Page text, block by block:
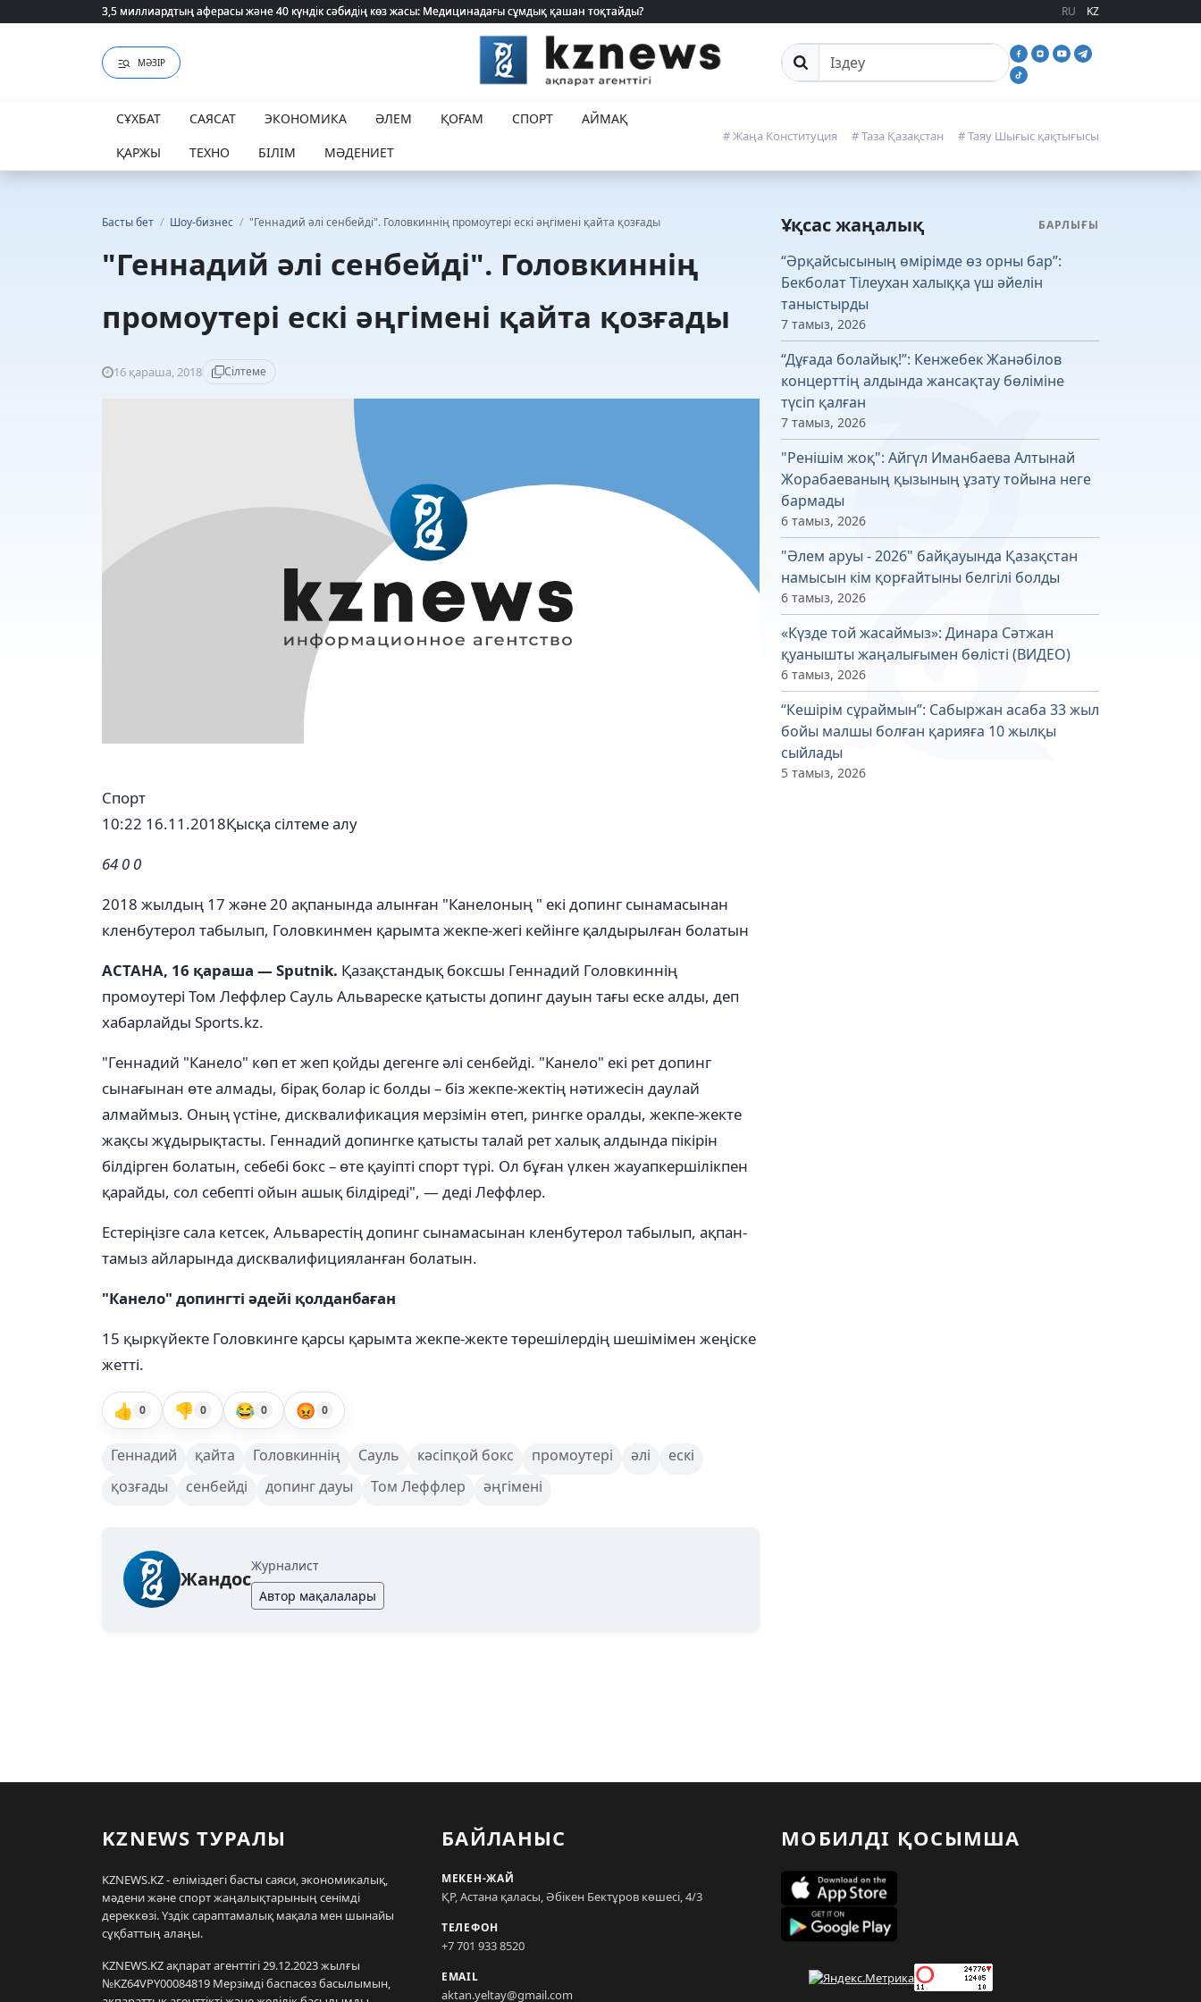
3,5 миллиардтың аферасы және 40 күндік сәбидің көз жасы: Медицинадағы сұмдық қашан тоқтайды?
3,5 миллиардтың аферасы және 40 күндік сәбидің көз жасы: Медицинадағы сұмдық қашан тоқтайды? RU KZ
МӘЗІР Сайттан іздеу
СҰХБАТ САЯСАТ ЭКОНОМИКА ӘЛЕМ ҚОҒАМ СПОРТ
АЙМАҚ
ҚАРЖЫ
ТЕХНО БІЛІМ МӘДЕНИЕТ
# Жаңа Конституция # Таза Қазақстан # Таяу Шығыс қақтығысы
Басты бет / Шоу-бизнес / "Геннадий әлі сенбейді". Головкиннің промоутері ескі әңгімені қайта қозғады
"Геннадий әлі сенбейді". Головкиннің
промоутері ескі әңгімені қайта қозғады
16 қараша, 2018 Сілтеме
Спорт
10:22 16.11.2018Қысқа сілтеме алу
64 0 0
2018 жылдың 17 және 20 ақпанында алынған "Канелоның " екі допинг сынамасынан
кленбутерол табылып, Головкинмен қарымта жекпе-жегі кейінге қалдырылған болатын
АСТАНА, 16 қараша — Sputnik. Қазақстандық боксшы Геннадий Головкиннің
промоутері Том Леффлер Сауль Альвареске қатысты допинг дауын тағы еске алды, деп
хабарлайды Sports.kz.
"Геннадий "Канело" көп ет жеп қойды дегенге әлі сенбейді. "Канело" екі рет допинг
сынағынан өте алмады, бірақ болар іс болды – біз жекпе-жектің нәтижесін даулай
алмаймыз. Оның үстіне, дисквалификация мерзімін өтеп, рингке оралды, жекпе-жекте
жақсы жұдырықтасты. Геннадий допингке қатысты талай рет халық алдында пікірін
білдірген болатын, себебі бокс – өте қауіпті спорт түрі. Ол бұған үлкен жауапкершілікпен
қарайды, сол себепті ойын ашық білдіреді", — деді Леффлер.
Естеріңізге сала кетсек, Альварестің допинг сынамасынан кленбутерол табылып, ақпан-
тамыз айларында дисквалифицияланған болатын.
"Канело" допингті әдейі қолданбаған
15 қыркүйекте Головкинге қарсы қарымта жекпе-жекте төрешілердің шешімімен жеңіске
жетті.
👍 0 👎 0 😂 0 😡 0
Геннадий қайта Головкиннің Сауль кәсіпқой бокс промоутері әлі
ескі
қозғады
сенбейді допинг дауы Том Леффлер әңгімені
Жандос
Журналист
Автор мақалалары
Ұқсас жаңалық БАРЛЫҒЫ
“Әрқайсысының өмірімде өз орны бар”:
Бекболат Тілеухан халыққа үш әйелін
таныстырды
7 тамыз, 2026
“Дұғада болайық!”: Кенжебек Жанәбілов
концерттің алдында жансақтау бөліміне
түсіп қалған
7 тамыз, 2026
"Ренішім жоқ": Айгүл Иманбаева Алтынай
Жорабаеваның қызының ұзату тойына неге
бармады
6 тамыз, 2026
"Әлем аруы - 2026" байқауында Қазақстан
намысын кім қорғайтыны белгілі болды
6 тамыз, 2026
«Күзде той жасаймыз»: Динара Сәтжан
қуанышты жаңалығымен бөлісті (ВИДЕО)
6 тамыз, 2026
“Кешірім сұраймын”: Сабыржан асаба 33 жыл
бойы малшы болған қарияға 10 жылқы
сыйлады
5 тамыз, 2026
KZNEWS ТУРАЛЫ
KZNEWS.KZ - еліміздегі басты саяси, экономикалық,
мәдени және спорт жаңалықтарының сенімді
дереккөзі. Үздік сараптамалық мақала мен шынайы
сұқбаттың алаңы.
KZNEWS.KZ ақпарат агенттігі 29.12.2023 жылғы
№KZ64VPY00084819 Мерзімді баспасөз басылымын,
БАЙЛАНЫС
МЕКЕН-ЖАЙ
ҚР, Астана қаласы, Әбікен Бектұров көшесі, 4/3
ТЕЛЕФОН
+7 701 933 8520
EMAIL
aktan.yeltay@gmail.com
МОБИЛДІ ҚОСЫМША